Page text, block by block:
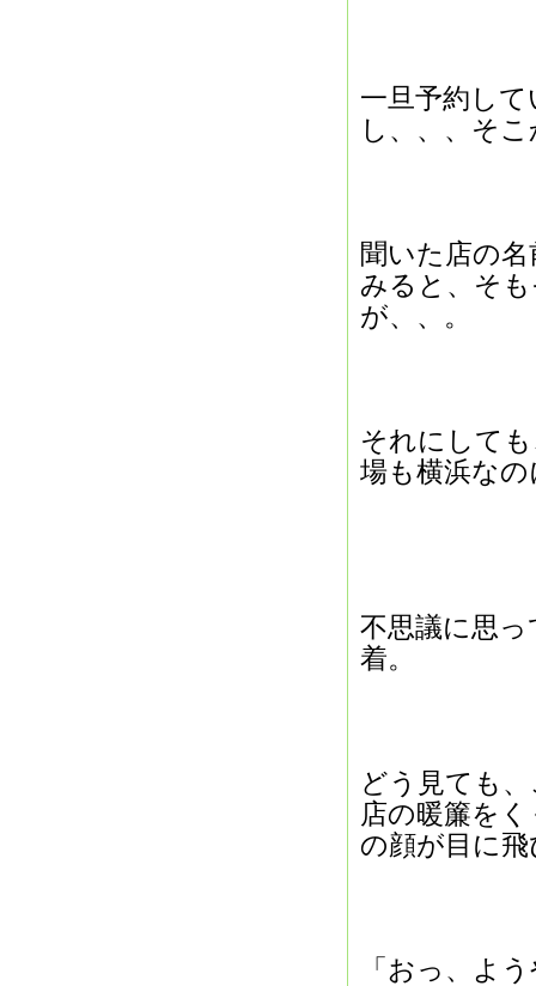
一旦予約し
し、、、そ
聞いた店の
みると、そ
が、、。
それにして
場も横浜な
不思議に思
着。
どう見ても
店の暖簾を
の顔が目に
「おっ、よ